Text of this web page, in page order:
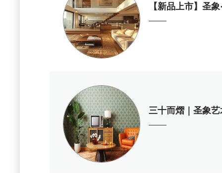
【新品上市】圣
三十而熠｜圣象